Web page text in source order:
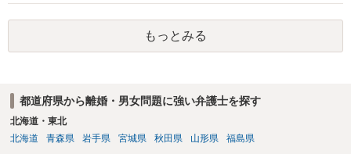
できるかどうかがポイントです。 記録中に現れた一切の事情が判断対
象ですので、上記(1)と(2)を説明できる資料は全て（ただし理路整然
に）提出することが必要になります。「フラッシュバック」とのこと
なので、例えば、医学上確立されているPTSDの診断基準に合致した説
護士へ依頼しても苦労することが強く予想されるところです。、もし
本人申立てをお考えであれば、医学知識はもちろん法律知識も要求さ
れますので、性急な申立てをせず、知識と資料をしっかりと揃えて、
もっとみる
都道府県から離婚・男女問題に強い弁護士を探す
北海道・東北
北海道
青森県 岩手県 宮城県 秋田県 山形県 福島県